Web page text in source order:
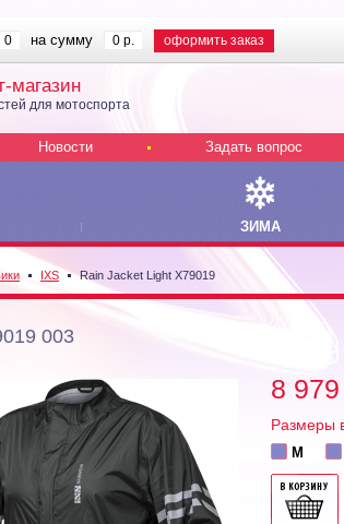
0 на сумму 0 р. оформить заказ
магазин
для мотоспорта
Новости Задать вопрос
ЗИМА
IXS Rain Jacket Light X79019
003
8
Размеры
M